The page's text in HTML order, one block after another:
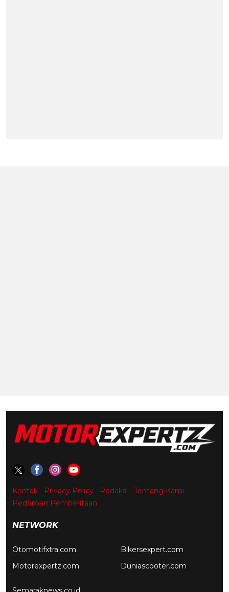
Kontak Privacy Policy Redaksi
Tentang Kami
Pedoman Pemberitaan
NETWORK
Otomotifxtra.com
Motorexpertz.com
Bikersexpert.com
Duniascooter.com